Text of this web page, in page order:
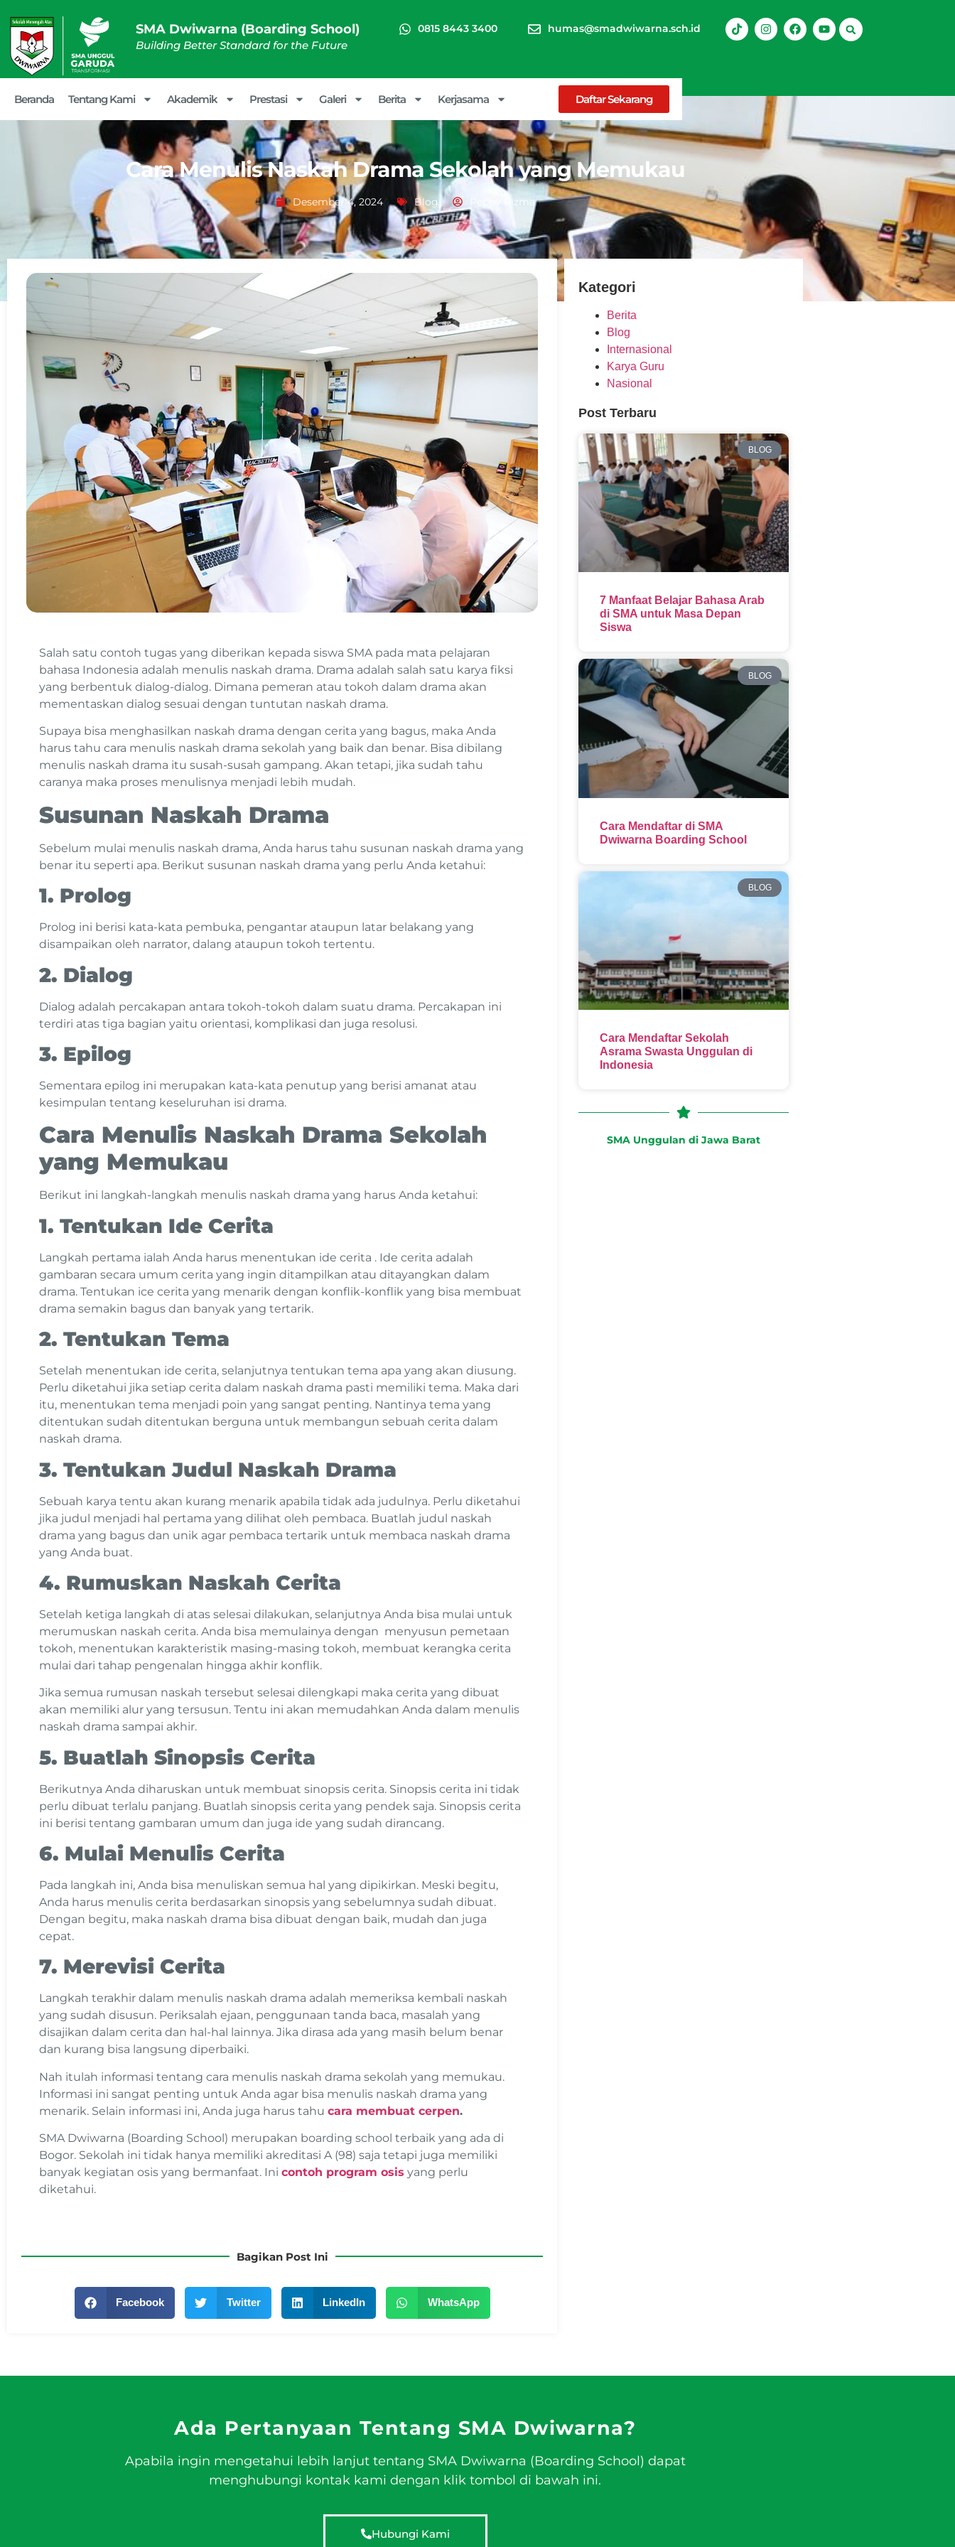
SMA Dwiwarna (Boarding School)
Building Better Standard for the Future
0815 8443 3400 humas@smadwiwarna.sch.id
Beranda Tentang Kami Akademik Prestasi Galeri Berita Kerjasama Daftar Sekarang
Cara Menulis Naskah Drama Sekolah yang Memukau
Desember 4, 2024 Blog Peppy Rizma
Salah satu contoh tugas yang diberikan kepada siswa SMA pada mata pelajaran
bahasa Indonesia adalah menulis naskah drama. Drama adalah salah satu karya fiksi
yang berbentuk dialog-dialog. Dimana pemeran atau tokoh dalam drama akan
mementaskan dialog sesuai dengan tuntutan naskah drama.
Supaya bisa menghasilkan naskah drama dengan cerita yang bagus, maka Anda
harus tahu cara menulis naskah drama sekolah yang baik dan benar. Bisa dibilang
menulis naskah drama itu susah-susah gampang. Akan tetapi, jika sudah tahu
caranya maka proses menulisnya menjadi lebih mudah.
Susunan Naskah Drama
Sebelum mulai menulis naskah drama, Anda harus tahu susunan naskah drama yang
benar itu seperti apa. Berikut susunan naskah drama yang perlu Anda ketahui:
1. Prolog
Prolog ini berisi kata-kata pembuka, pengantar ataupun latar belakang yang
disampaikan oleh narrator, dalang ataupun tokoh tertentu.
2. Dialog
Dialog adalah percakapan antara tokoh-tokoh dalam suatu drama. Percakapan ini
terdiri atas tiga bagian yaitu orientasi, komplikasi dan juga resolusi.
3. Epilog
Sementara epilog ini merupakan kata-kata penutup yang berisi amanat atau
kesimpulan tentang keseluruhan isi drama.
Cara Menulis Naskah Drama Sekolah
yang Memukau
Berikut ini langkah-langkah menulis naskah drama yang harus Anda ketahui:
1. Tentukan Ide Cerita
Langkah pertama ialah Anda harus menentukan ide cerita . Ide cerita adalah
gambaran secara umum cerita yang ingin ditampilkan atau ditayangkan dalam
drama. Tentukan ice cerita yang menarik dengan konflik-konflik yang bisa membuat
drama semakin bagus dan banyak yang tertarik.
2. Tentukan Tema
Setelah menentukan ide cerita, selanjutnya tentukan tema apa yang akan diusung.
Perlu diketahui jika setiap cerita dalam naskah drama pasti memiliki tema. Maka dari
itu, menentukan tema menjadi poin yang sangat penting. Nantinya tema yang
ditentukan sudah ditentukan berguna untuk membangun sebuah cerita dalam
naskah drama.
3. Tentukan Judul Naskah Drama
Sebuah karya tentu akan kurang menarik apabila tidak ada judulnya. Perlu diketahui
jika judul menjadi hal pertama yang dilihat oleh pembaca. Buatlah judul naskah
drama yang bagus dan unik agar pembaca tertarik untuk membaca naskah drama
yang Anda buat.
4. Rumuskan Naskah Cerita
Setelah ketiga langkah di atas selesai dilakukan, selanjutnya Anda bisa mulai untuk
merumuskan naskah cerita. Anda bisa memulainya dengan menyusun pemetaan
tokoh, menentukan karakteristik masing-masing tokoh, membuat kerangka cerita
mulai dari tahap pengenalan hingga akhir konflik.
Jika semua rumusan naskah tersebut selesai dilengkapi maka cerita yang dibuat
akan memiliki alur yang tersusun. Tentu ini akan memudahkan Anda dalam menulis
naskah drama sampai akhir.
5. Buatlah Sinopsis Cerita
Berikutnya Anda diharuskan untuk membuat sinopsis cerita. Sinopsis cerita ini tidak
perlu dibuat terlalu panjang. Buatlah sinopsis cerita yang pendek saja. Sinopsis cerita
ini berisi tentang gambaran umum dan juga ide yang sudah dirancang.
6. Mulai Menulis Cerita
Pada langkah ini, Anda bisa menuliskan semua hal yang dipikirkan. Meski begitu,
Anda harus menulis cerita berdasarkan sinopsis yang sebelumnya sudah dibuat.
Dengan begitu, maka naskah drama bisa dibuat dengan baik, mudah dan juga
cepat.
7. Merevisi Cerita
Langkah terakhir dalam menulis naskah drama adalah memeriksa kembali naskah
yang sudah disusun. Periksalah ejaan, penggunaan tanda baca, masalah yang
disajikan dalam cerita dan hal-hal lainnya. Jika dirasa ada yang masih belum benar
dan kurang bisa langsung diperbaiki.
Nah itulah informasi tentang cara menulis naskah drama sekolah yang memukau.
Informasi ini sangat penting untuk Anda agar bisa menulis naskah drama yang
menarik. Selain informasi ini, Anda juga harus tahu cara membuat cerpen.
SMA Dwiwarna (Boarding School) merupakan boarding school terbaik yang ada di
Bogor. Sekolah ini tidak hanya memiliki akreditasi A (98) saja tetapi juga memiliki
banyak kegiatan osis yang bermanfaat. Ini contoh program osis yang perlu
diketahui.
Bagikan Post Ini
Facebook Twitter LinkedIn WhatsApp
Kategori
Berita
Blog
Internasional
Karya Guru
Nasional
Post Terbaru
BLOG
7 Manfaat Belajar Bahasa Arab
di SMA untuk Masa Depan
Siswa
BLOG
Cara Mendaftar di SMA
Dwiwarna Boarding School
BLOG
Cara Mendaftar Sekolah
Asrama Swasta Unggulan di
Indonesia
SMA Unggulan di Jawa Barat
Ada Pertanyaan Tentang SMA Dwiwarna?
Apabila ingin mengetahui lebih lanjut tentang SMA Dwiwarna (Boarding School) dapat
menghubungi kontak kami dengan klik tombol di bawah ini.
Hubungi Kami